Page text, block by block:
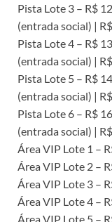
Pista Lote 3 – R$
(entrada social) |
Pista Lote 4 – R$
(entrada social) |
Pista Lote 5 – R$
(entrada social) |
Pista Lote 6 – R$
(entrada social) |
Área VIP Lote 1 –
Área VIP Lote 2 –
Área VIP Lote 3 –
Área VIP Lote 4 –
Área VIP Lote 5 –